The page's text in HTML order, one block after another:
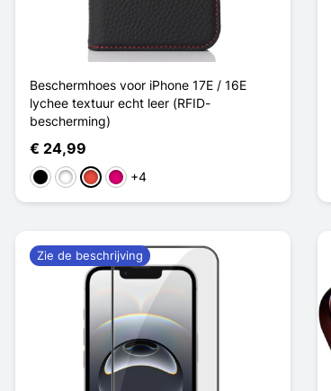
Beschermhoes voor iPhone 17E / 16E
lychee textuur echt leer (RFID-
bescherming)
€ 24,99
ZwartWit RoodMagenta
+4
Zie de beschrijving